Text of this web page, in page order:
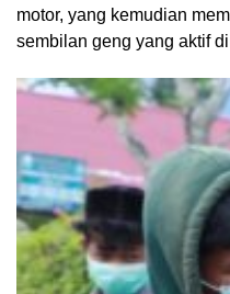
motor, yang kemudian
sembilan geng yang aktif